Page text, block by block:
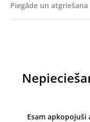
Piegāde un atgriešana
Esam